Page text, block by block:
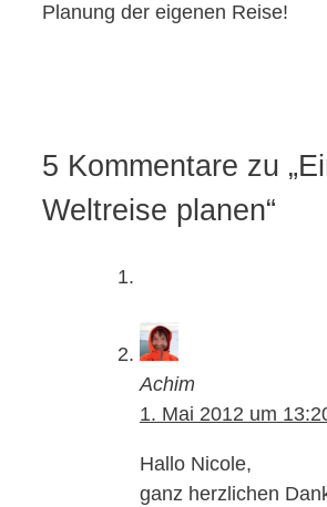
Planung der eigenen Reise!
5 Kommentare zu
Weltreise planen“
Achim
1. Mai 2012 um
Hallo Nicole,
ganz herzlichen